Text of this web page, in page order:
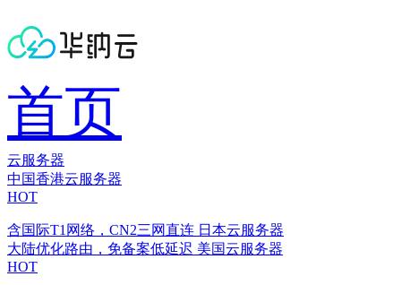
首页
云服务器
中国香港云服务器
HOT
含国际T1网络，CN2三网直连 日本云服务器
大陆优化路由，免备案低延迟 美国云服务器
HOT